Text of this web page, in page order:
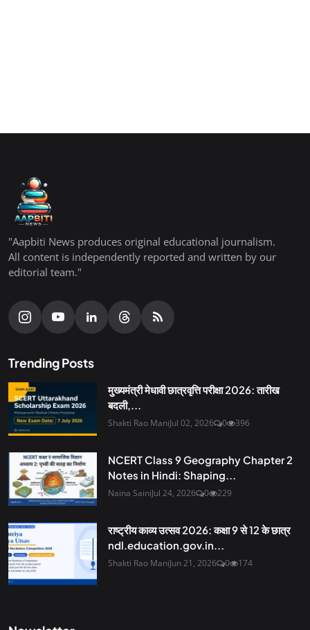
"Aapbiti News produces original educational journalism.
All content is independently reported and written by our
editorial team."
Trending Posts
मुख्यमंत्री मेधावी छात्रवृत्ति परीक्षा 2026: तारीख
बदली,...
Shakti Rao ManiJul 02, 2026 0 396
NCERT Class 9 Geography Chapter 2
Notes in Hindi: Shaping...
Naina SainiJul 24, 2026 0 229
राष्ट्रीय काव्य उत्सव 2026: कक्षा 9 से 12 के छात्र
ndl.education.gov.in...
Shakti Rao ManiJun 21, 2026 0 174